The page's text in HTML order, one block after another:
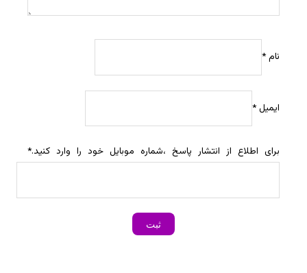
نام*
ایمیل*
برای اطلاع از انتشار پاسخ ،شماره موبایل خود را وارد کنید.*